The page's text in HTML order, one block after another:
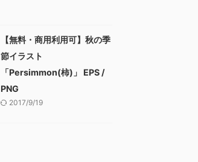
【無料・商用利用可】秋の季
節イラスト
「Persimmon(柿)」 EPS /
PNG
2017/9/19